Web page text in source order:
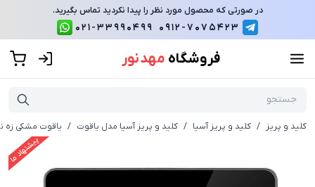
در صورتی که محصول مورد نظر را پیدا نکردید تماس بگیرید.
0912-7075423
021-33990499
فروشگاه مهد نور
کلید و پریز / کلید و پریز آسیا / کلید و پریز آسیا مدل یاقوت / یاقوت مشکی زه
پیشنهاد ما